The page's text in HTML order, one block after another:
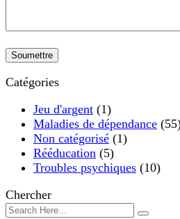
Catégories
Jeu d'argent (1)
Maladies de dépendance
Non catégorisé (1)
Rééducation (5)
Troubles psychiques (10)
Chercher